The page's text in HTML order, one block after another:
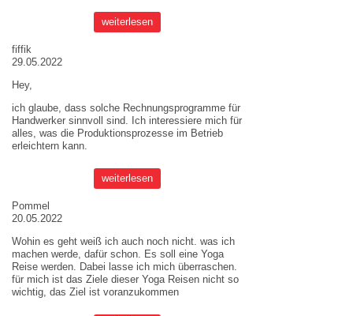
weiterlesen
fiffik
29.05.2022
Hey,
ich glaube, dass solche Rechnungsprogramme für
Handwerker sinnvoll sind. Ich interessiere mich für
alles, was die Produktionsprozesse im Betrieb
erleichtern kann.
weiterlesen
Pommel
20.05.2022
Wohin es geht weiß ich auch noch nicht. was ich
machen werde, dafür schon. Es soll eine Yoga
Reise werden. Dabei lasse ich mich überraschen.
für mich ist das Ziele dieser Yoga Reisen nicht so
wichtig, das Ziel ist voranzukommen